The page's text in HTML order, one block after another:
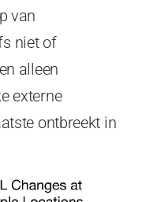
van
niet of
alleen
externe
ontbreekt in